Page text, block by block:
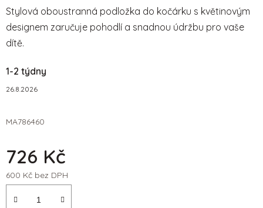
0,0
z
5
hvězdiček.
Stylová oboustranná podložka do kočárku s květinovým
designem zaručuje pohodlí a snadnou údržbu pro vaše
dítě.
1-2 týdny
26.8.2026
MA786460
726 Kč
600 Kč bez DPH